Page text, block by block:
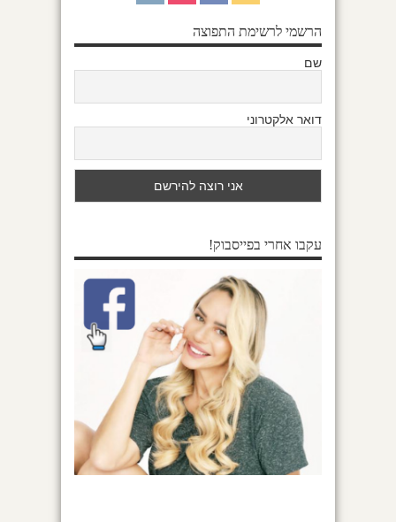
הרשמי לרשימת התפוצה
שם
דואר אלקטרוני
עקבו אחרי בפייסבוק!